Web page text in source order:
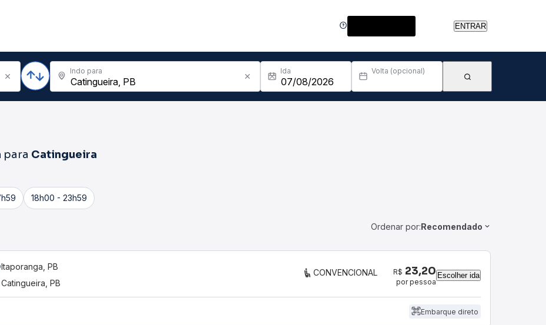
ENTRAR
Indo para Ida Volta (opcional)
para Catingueira
18h00 - 23h59
Ordenar por:Recomendado
Itaporanga, PB
Catingueira, PB
CONVENCIONAL R$ 23,20
por pessoa
Escolher ida
Embarque direto